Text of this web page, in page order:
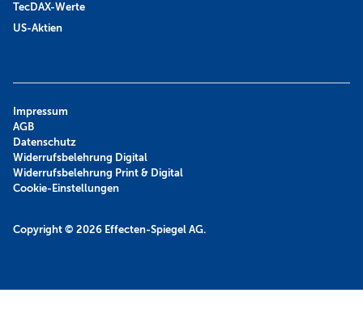
TecDAX-Werte
US-Aktien
Copyright © 2026 Effecten-Spiegel AG.
Impressum
AGB
Datenschutz
Widerrufsbelehrung Digital
Widerrufsbelehrung Print & Digital
Cookie-Einstellungen